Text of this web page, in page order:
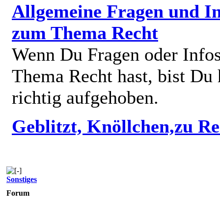
Allgemeine Fragen und
zum Thema Recht
Wenn Du Fragen oder
Thema Recht hast, bist Du
richtig aufgehoben.
Geblitzt, Knöllchen,zu
Sonstiges
Forum